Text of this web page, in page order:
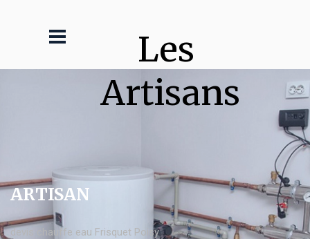
Les
Artisans
ARTISAN
devis chauffe eau Frisquet Poisy